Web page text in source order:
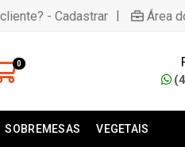
- Cadastrar | Área
0
SOBREMESAS VEGETAIS